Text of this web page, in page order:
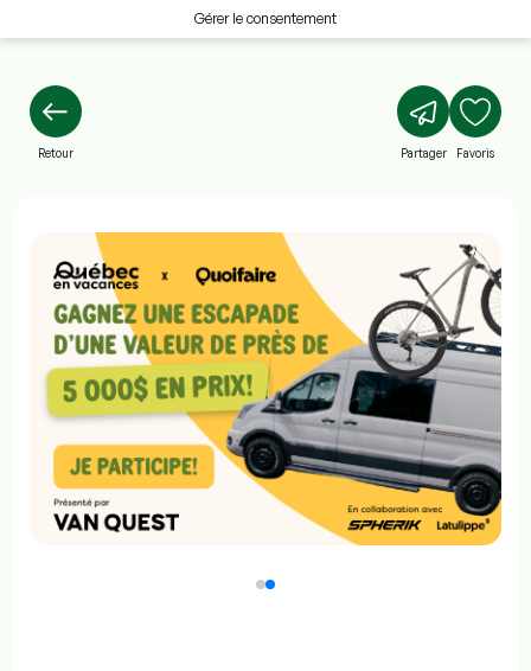
Gérer le consentement
Retour Partager Favoris